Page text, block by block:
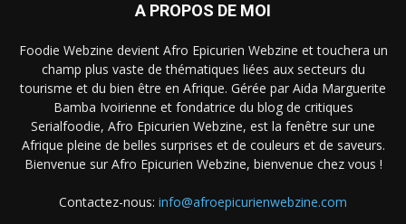
A PROPOS DE MOI
Foodie Webzine devient Afro Epicurien Webzine et touchera un
champ plus vaste de thématiques liées aux secteurs du
tourisme et du bien être en Afrique. Gérée par Aida Marguerite
Bamba Ivoirienne et fondatrice du blog de critiques
Serialfoodie, Afro Epicurien Webzine, est la fenêtre sur une
Afrique pleine de belles surprises et de couleurs et de saveurs.
Bienvenue sur Afro Epicurien Webzine, bienvenue chez vous !
Contactez-nous: info@afroepicurienwebzine.com